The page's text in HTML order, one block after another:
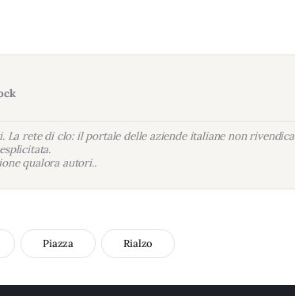
rete di clo: il portale delle aziende italiane non rivendica
qualora autori..
Piazza Rialzo